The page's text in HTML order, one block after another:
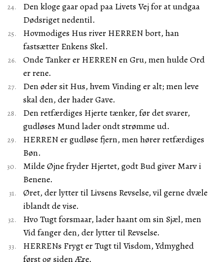
Den kloge gaar opad paa Livets Vej for at undgaa
Dødsriget nedentil.
Hovmodiges Hus river HERREN bort, han
fastsætter Enkens Skel.
Onde Tanker er HERREN en Gru, men hulde Ord
er rene.
Den øder sit Hus, hvem Vinding er alt; men leve
skal den, der hader Gave.
Den retfærdiges Hjerte tænker, før det svarer,
gudløses Mund lader ondt strømme ud.
HERREN er gudløse fjern, men hører retfærdiges
Bøn.
Milde Øjne fryder Hjertet, godt Bud giver Marv i
Benene.
Øret, der lytter til Livsens Revselse, vil gerne dvæle
iblandt de vise.
Hvo Tugt forsmaar, lader haant om sin Sjæl, men
Vid fanger den, der lytter til Revselse.
HERRENs Frygt er Tugt til Visdom, Ydmyghed
først og siden Ære.